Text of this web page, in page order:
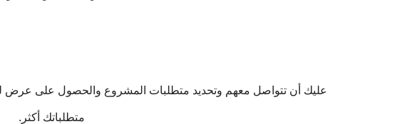
عليك أن تتواصل معهم وتحديد متطلبات المشروع والحصول على عرض
متطلباتك أكثر.